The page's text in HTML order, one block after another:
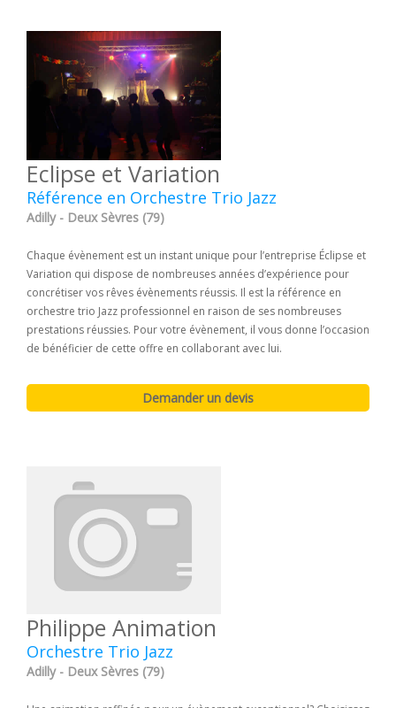
Eclipse et Variation
Référence en Orchestre Trio Jazz
Adilly - Deux Sèvres (79)
Chaque évènement est un instant unique pour l’entreprise Éclipse et
Variation qui dispose de nombreuses années d’expérience pour
concrétiser vos rêves évènements réussis. Il est la référence en
orchestre trio Jazz professionnel en raison de ses nombreuses
prestations réussies. Pour votre évènement, il vous donne l’occasion
de bénéficier de cette offre en collaborant avec lui.
Philippe Animation
Orchestre Trio Jazz
Adilly - Deux Sèvres (79)